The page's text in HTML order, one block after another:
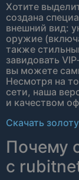
Хотите
создана
внешний вид:
оружие
также
завидовать
вы можете
Несмотря на
сети, наша
и качеством
Скачать
Почему
с